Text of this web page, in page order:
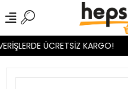
ÜCRETSİZ KARGO!